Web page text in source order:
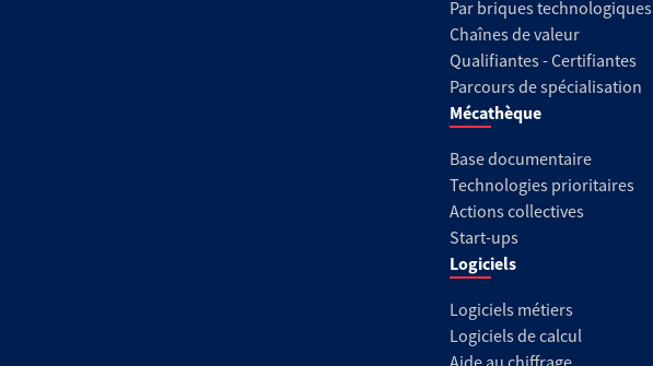
Par briques technologiques
Chaînes de valeur
Qualifiantes - Certifiantes
Parcours de spécialisation
Mécathèque
Base documentaire
Technologies prioritaires
Actions collectives
Start-ups
Logiciels
Logiciels métiers
Logiciels de calcul
Aide au chiffrage